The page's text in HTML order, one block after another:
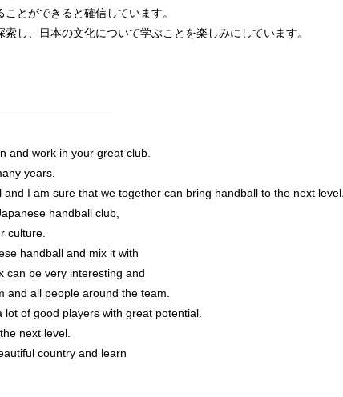
とができると確信しています。
し、日本の文化について学ぶことを楽しみにしています。
and work in your great club.
years.
I am sure that we together can bring handball to the next level.
handball club,
culture.
handball and mix it with
can be very interesting and
and all people around the team.
of good players with great potential.
next level.
country and learn